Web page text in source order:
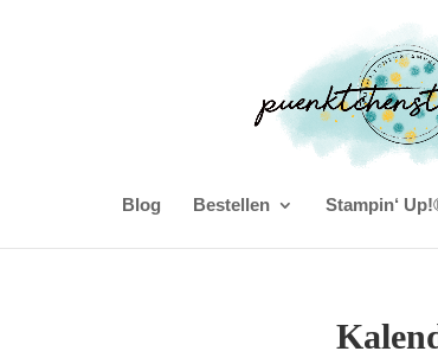
Blog Bestellen Stampin‘